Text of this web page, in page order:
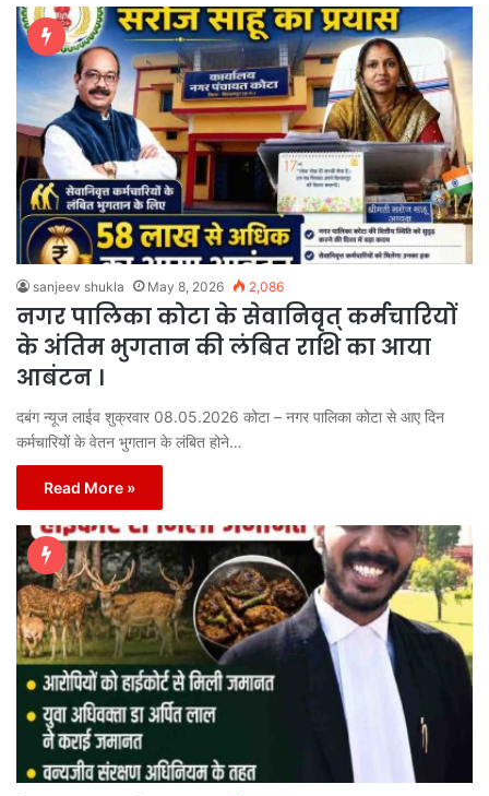
sanjeev shukla May 8, 2026 2,086
नगर पालिका कोटा के सेवानिवृत् कर्मचारियों
के अंतिम भुगतान की लंबित राशि का आया
आबंटन ।
दबंग न्यूज लाईव शुक्रवार 08.05.2026 कोटा – नगर पालिका कोटा से आए दिन
कर्मचारियों के वेतन भुगतान के लंबित होने…
Read More »